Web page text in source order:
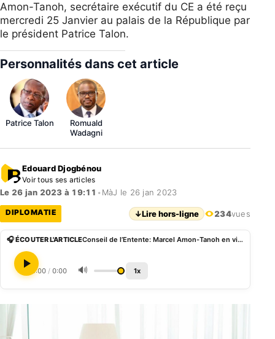
Amon-Tanoh, secrétaire exécutif du CE a été reçu
mercredi 25 Janvier au palais de la République par
le président Patrice Talon.
Personnalités dans cet article
Patrice Talon
Romuald
Wadagni
Edouard Djogbénou
Voir tous ses articles
Le 26 jan 2023 à 19:11 • MàJ le 26 jan 2023
DIPLOMATIE ↓Lire hors-ligne 234vues
🎧 ÉCOUTER L'ARTICLE Conseil de l’Entente: Marcel Amon-Tanoh en visite au Bénin a échangé avec Talon
0:00 / 0:00 🔊 1x